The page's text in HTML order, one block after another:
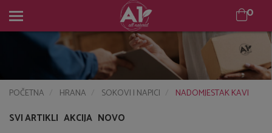
0
POČETNA HRANA SOKOVI I NAPICI NADOMJESTAK KAVI
SVI ARTIKLI AKCIJA NOVO